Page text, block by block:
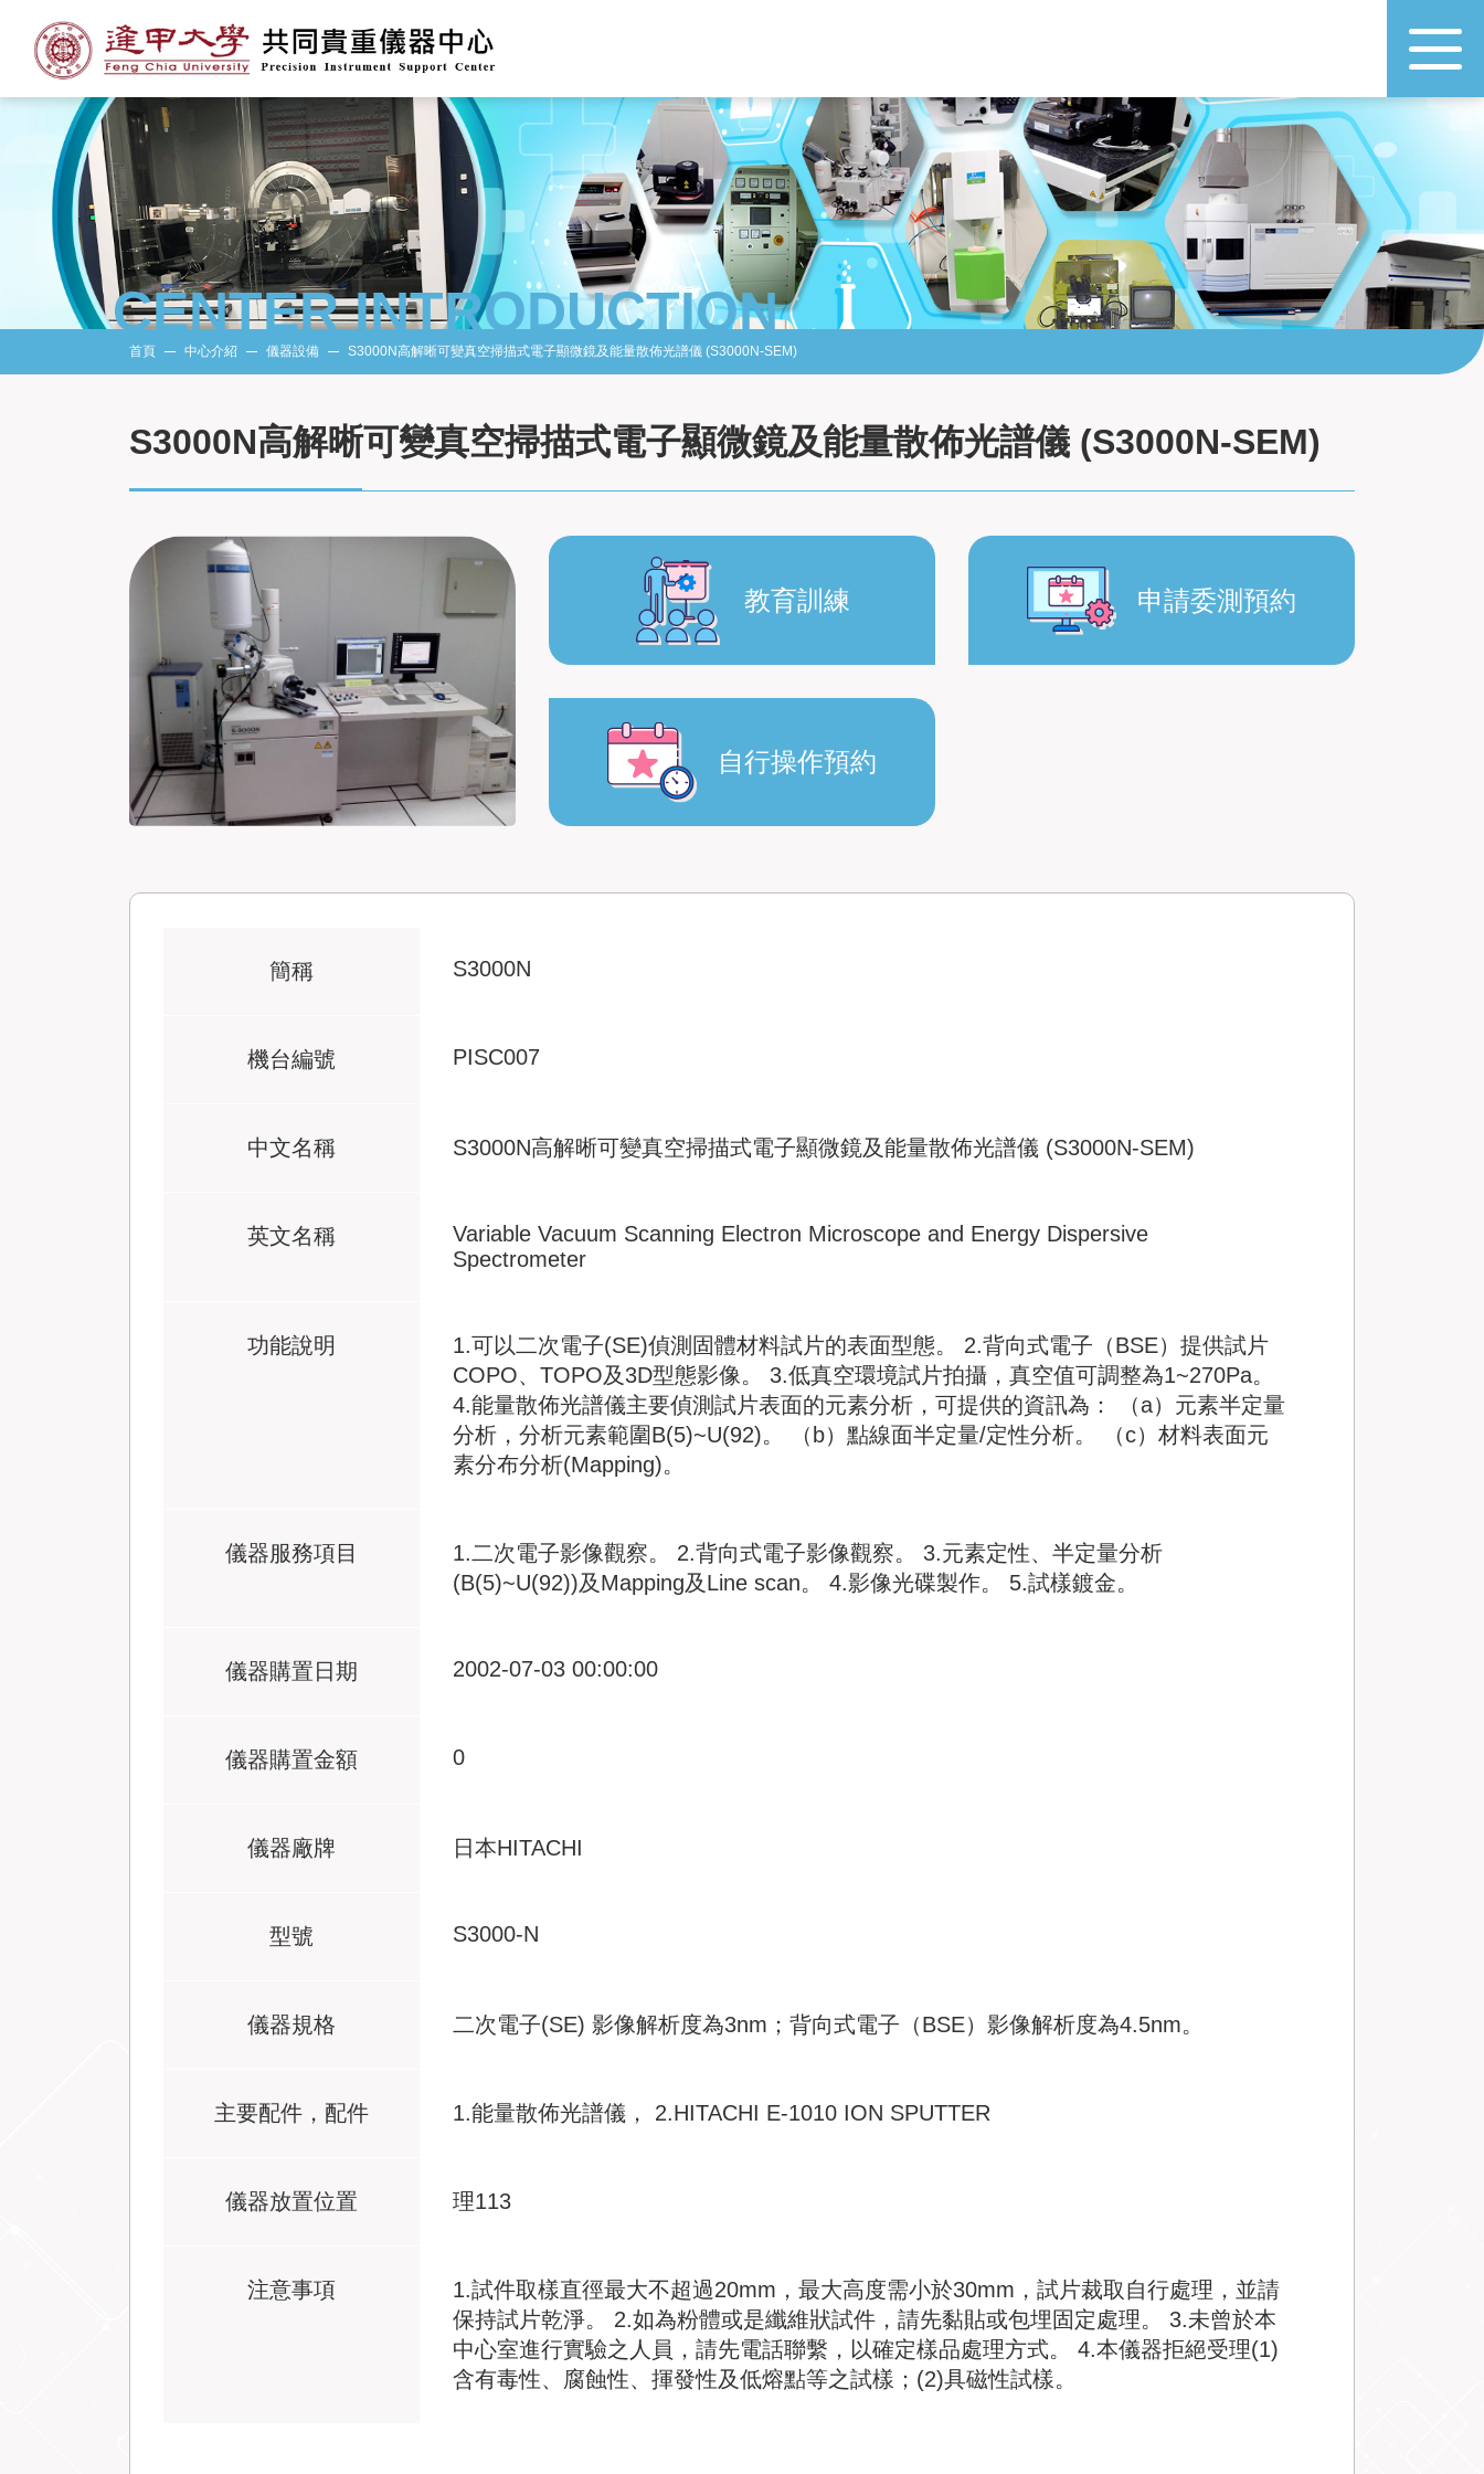
CENTER INTRODUCTION
首頁 中心介紹 儀器設備 S3000N高解晰可變真空掃描式電子顯微鏡及能量散佈光譜儀 (S3000N-SEM)
S3000N高解晰可變真空掃描式電子顯微鏡及能量散佈光譜儀 (S3000N-SEM)
教育訓練 申請委測預約
自行操作預約
簡稱 S3000N
機台編號 PISC007
中文名稱 S3000N高解晰可變真空掃描式電子顯微鏡及能量散佈光譜儀 (S3000N-SEM)
英文名稱
Variable Vacuum Scanning Electron Microscope and Energy Dispersive
Spectrometer
功能說明
1.可以二次電子(SE)偵測固體材料試片的表面型態。 2.背向式電子（BSE）提供試片
COPO、TOPO及3D型態影像。 3.低真空環境試片拍攝，真空值可調整為1~270Pa。
4.能量散佈光譜儀主要偵測試片表面的元素分析，可提供的資訊為： （a）元素半定量
分析，分析元素範圍B(5)~U(92)。 （b）點線面半定量/定性分析。 （c）材料表面元
素分布分析(Mapping)。
儀器服務項目
1.二次電子影像觀察。 2.背向式電子影像觀察。 3.元素定性、半定量分析
(B(5)~U(92))及Mapping及Line scan。 4.影像光碟製作。 5.試樣鍍金。
儀器購置日期 2002-07-03 00:00:00
儀器購置金額 0
儀器廠牌 日本HITACHI
型號 S3000-N
儀器規格 二次電子(SE) 影像解析度為3nm；背向式電子（BSE）影像解析度為4.5nm。
主要配件，配件 1.能量散佈光譜儀， 2.HITACHI E-1010 ION SPUTTER
儀器放置位置 理113
注意事項
1.試件取樣直徑最大不超過20mm，最大高度需小於30mm，試片裁取自行處理，並請
保持試片乾淨。 2.如為粉體或是纖維狀試件，請先黏貼或包埋固定處理。 3.未曾於本
中心室進行實驗之人員，請先電話聯繫，以確定樣品處理方式。 4.本儀器拒絕受理(1)
含有毒性、腐蝕性、揮發性及低熔點等之試樣；(2)具磁性試樣。